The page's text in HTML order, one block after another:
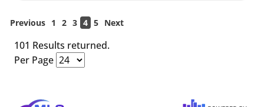
Previous 1 2 3 4 5 Next
101 Results returned.
Per Page